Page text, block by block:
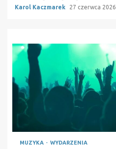
Karol Kaczmarek 27 czerwca 2026
MUZYKA WYDARZENIA